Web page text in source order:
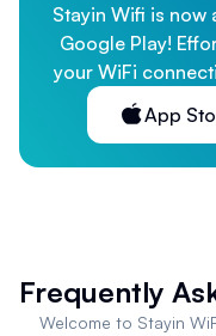
Stayin Wifi is now
Google Play!
your WiFi
App
Frequently
Welcome to Stayin